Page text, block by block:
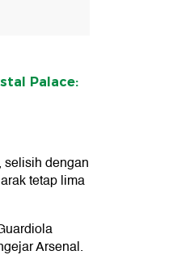
Palace:
dengan
tetap lima
Arsenal.